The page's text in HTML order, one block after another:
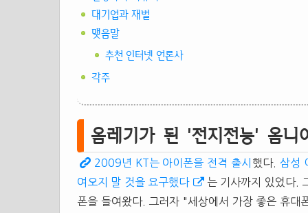
대기업과 재벌
맺음말
추천 인터넷 언론사
각주
옴레기가 된 '전지전능' 옴니
2009년 KT는 아이폰을 전격 출시 했다. 삼성
여오지 말 것을 요구했다
는 기사까지 있었다.
폰을 들여왔다. 그러자 "세상에서 가장 좋은 휴대